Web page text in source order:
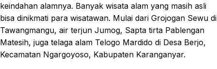
keindahan alamnya. Banyak wisata alam yang masih asli
bisa dinikmati para wisatawan. Mulai dari Grojogan Sewu di
Tawangmangu, air terjun Jumog, Sapta tirta Pablengan
Matesih, juga telaga alam Telogo Mardido di Desa Berjo,
Kecamatan Ngargoyoso, Kabupaten Karanganyar.